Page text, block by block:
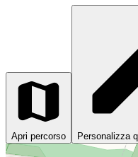
Apri percorso Personalizza